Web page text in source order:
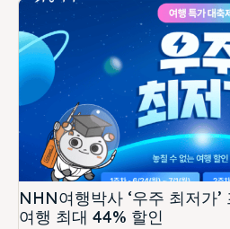
NHN여행박사 ‘우주 최저가
여행 최대 44% 할인